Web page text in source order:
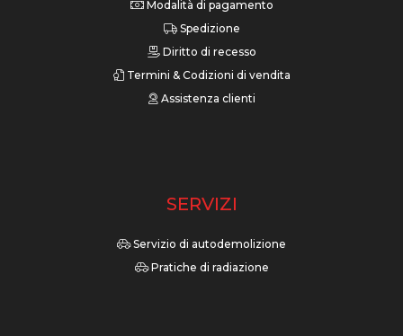
Modalità di pagamento
Spedizione
Diritto di recesso
Termini & Codizioni di vendita
Assistenza clienti
SERVIZI
Servizio di autodemolizione
Pratiche di radiazione